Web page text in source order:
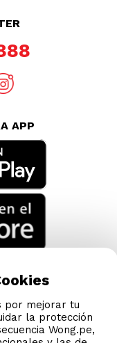
APP
por mejorar tu
la protección
Wong.pe,